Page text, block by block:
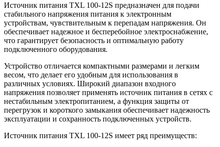
Источник питания TXL 100-12S предназначен для подачи
стабильного напряжения питания к электронным
устройствам, чувствительным к перепадам напряжения. Он
обеспечивает надежное и бесперебойное электроснабжение,
что гарантирует безопасность и оптимальную работу
подключенного оборудования.
Устройство отличается компактными размерами и легким
весом, что делает его удобным для использования в
различных условиях. Широкий диапазон входного
напряжения позволяет применять источник питания в сетях с
нестабильным электропитанием, а функция защиты от
перегрузок и короткого замыкания обеспечивает надежность
эксплуатации и сохранность подключенных устройств.
Источник питания TXL 100-12S имеет ряд преимуществ: